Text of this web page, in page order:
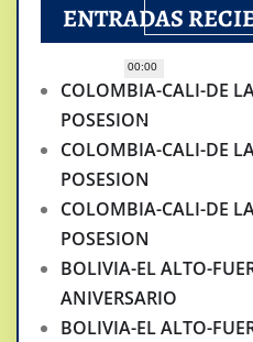
00:00
ENTRADAS
COLOMBIA-CALI-DE
POSESION
COLOMBIA-CALI-DE
POSESION
COLOMBIA-CALI-DE
POSESION
BOLIVIA-EL ALTO-
ANIVERSARIO
BOLIVIA-EL ALTO-